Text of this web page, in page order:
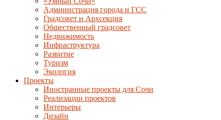
Администрация города и ГСС
Градсовет и Архсекция
Общественный градсовет
Недвижимость
Инфраструктура
Развитие
Туризм
Экология
Проекты
Иностранные проекты для Сочи
Реализации проектов
Интерьеры
Дизайн